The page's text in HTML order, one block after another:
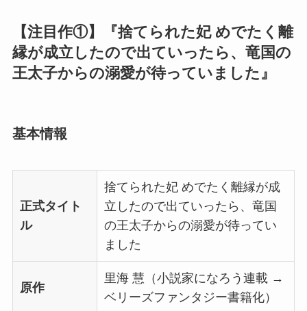
【注目作①】『捨てられた妃 めでたく離
縁が成立したので出ていったら、竜国の
王太子からの溺愛が待っていました』
基本情報
正式タイト
ル
捨てられた妃 めでたく離縁が成
立したので出ていったら、竜国
の王太子からの溺愛が待ってい
ました
原作
里海 慧（小説家になろう連載 →
ベリーズファンタジー書籍化）